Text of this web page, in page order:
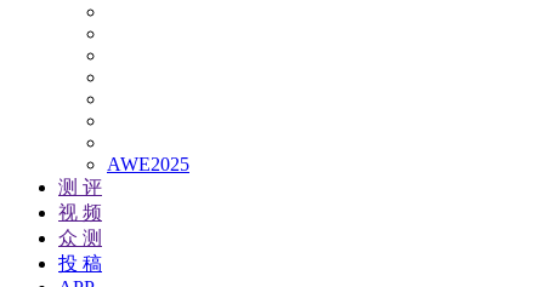
AWE2025
测 评
视 频
众 测
投 稿